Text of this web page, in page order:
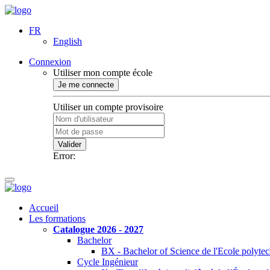
FR
English
Connexion
Utiliser mon compte école
Je me connecte
Utiliser un compte provisoire
Valider
Error:
Accueil
Les formations
Catalogue 2026 - 2027
Bachelor
BX - Bachelor of Science de l'Ecole
Cycle Ingénieur